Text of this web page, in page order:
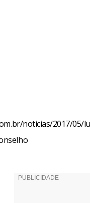
noticias/2017/05/